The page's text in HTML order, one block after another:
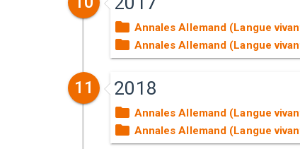
Annales Allemand (Langue
Annales Allemand (Langue
11 2018
Annales Allemand (Langue
Annales Allemand (Langue